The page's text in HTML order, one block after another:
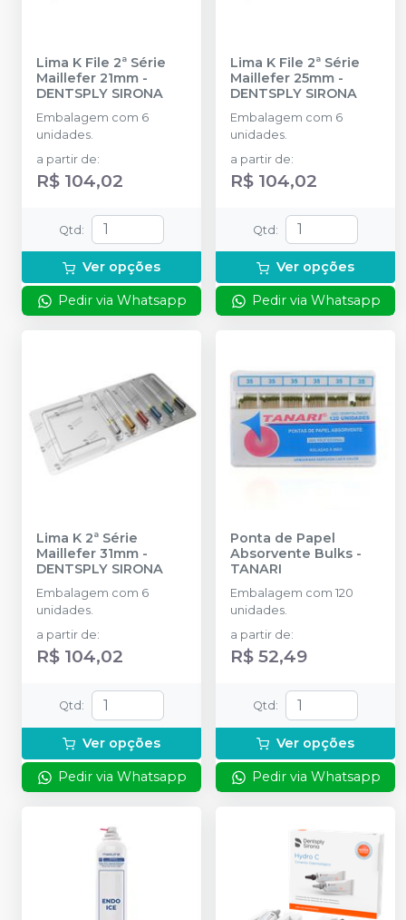
Lima K File 2ª Série
Maillefer 21mm -
DENTSPLY SIRONA
Embalagem com 6
unidades.
a partir de:
R$ 104,02
Qtd :
Ver opções
Pedir via Whatsapp
Lima K File 2ª Série
Maillefer 25mm -
DENTSPLY SIRONA
Embalagem com 6
unidades.
a partir de:
R$ 104,02
Qtd :
Ver opções
Pedir via Whatsapp
Lima K 2ª Série
Maillefer 31mm -
DENTSPLY SIRONA
Embalagem com 6
unidades.
a partir de:
R$ 104,02
Qtd :
Ver opções
Pedir via Whatsapp
Ponta de Papel
Absorvente Bulks -
TANARI
Embalagem com 120
unidades.
a partir de:
R$ 52,49
Qtd :
Ver opções
Pedir via Whatsapp